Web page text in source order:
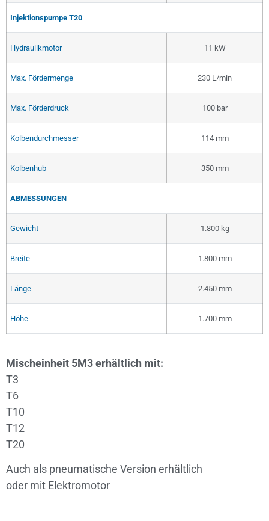
Injektionspumpe T20
Hydraulikmotor 11 kW
Max. Fördermenge 230 L/min
Max. Förderdruck 100 bar
Kolbendurchmesser 114 mm
Kolbenhub 350 mm
ABMESSUNGEN
Gewicht 1.800 kg
Breite 1.800 mm
Länge 2.450 mm
Höhe 1.700 mm
Mischeinheit 5M3 erhältlich mit:
T3
T6
T10
T12
T20
Auch als pneumatische Version erhältlich
oder mit Elektromotor